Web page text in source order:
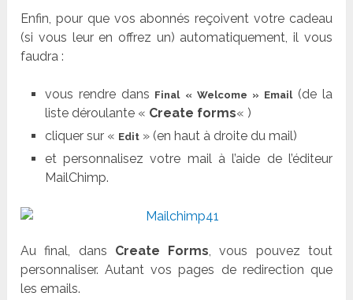
Enfin, pour que vos abonnés reçoivent votre cadeau
(si vous leur en offrez un) automatiquement, il vous
faudra :
vous rendre dans Final « Welcome » Email (de la
liste déroulante « Create forms« )
cliquer sur « Edit» (en haut à droite du mail)
et personnalisez votre mail à l’aide de l’éditeur
MailChimp.
Au final, dans Create Forms, vous pouvez tout
personnaliser. Autant vos pages de redirection que
les emails.